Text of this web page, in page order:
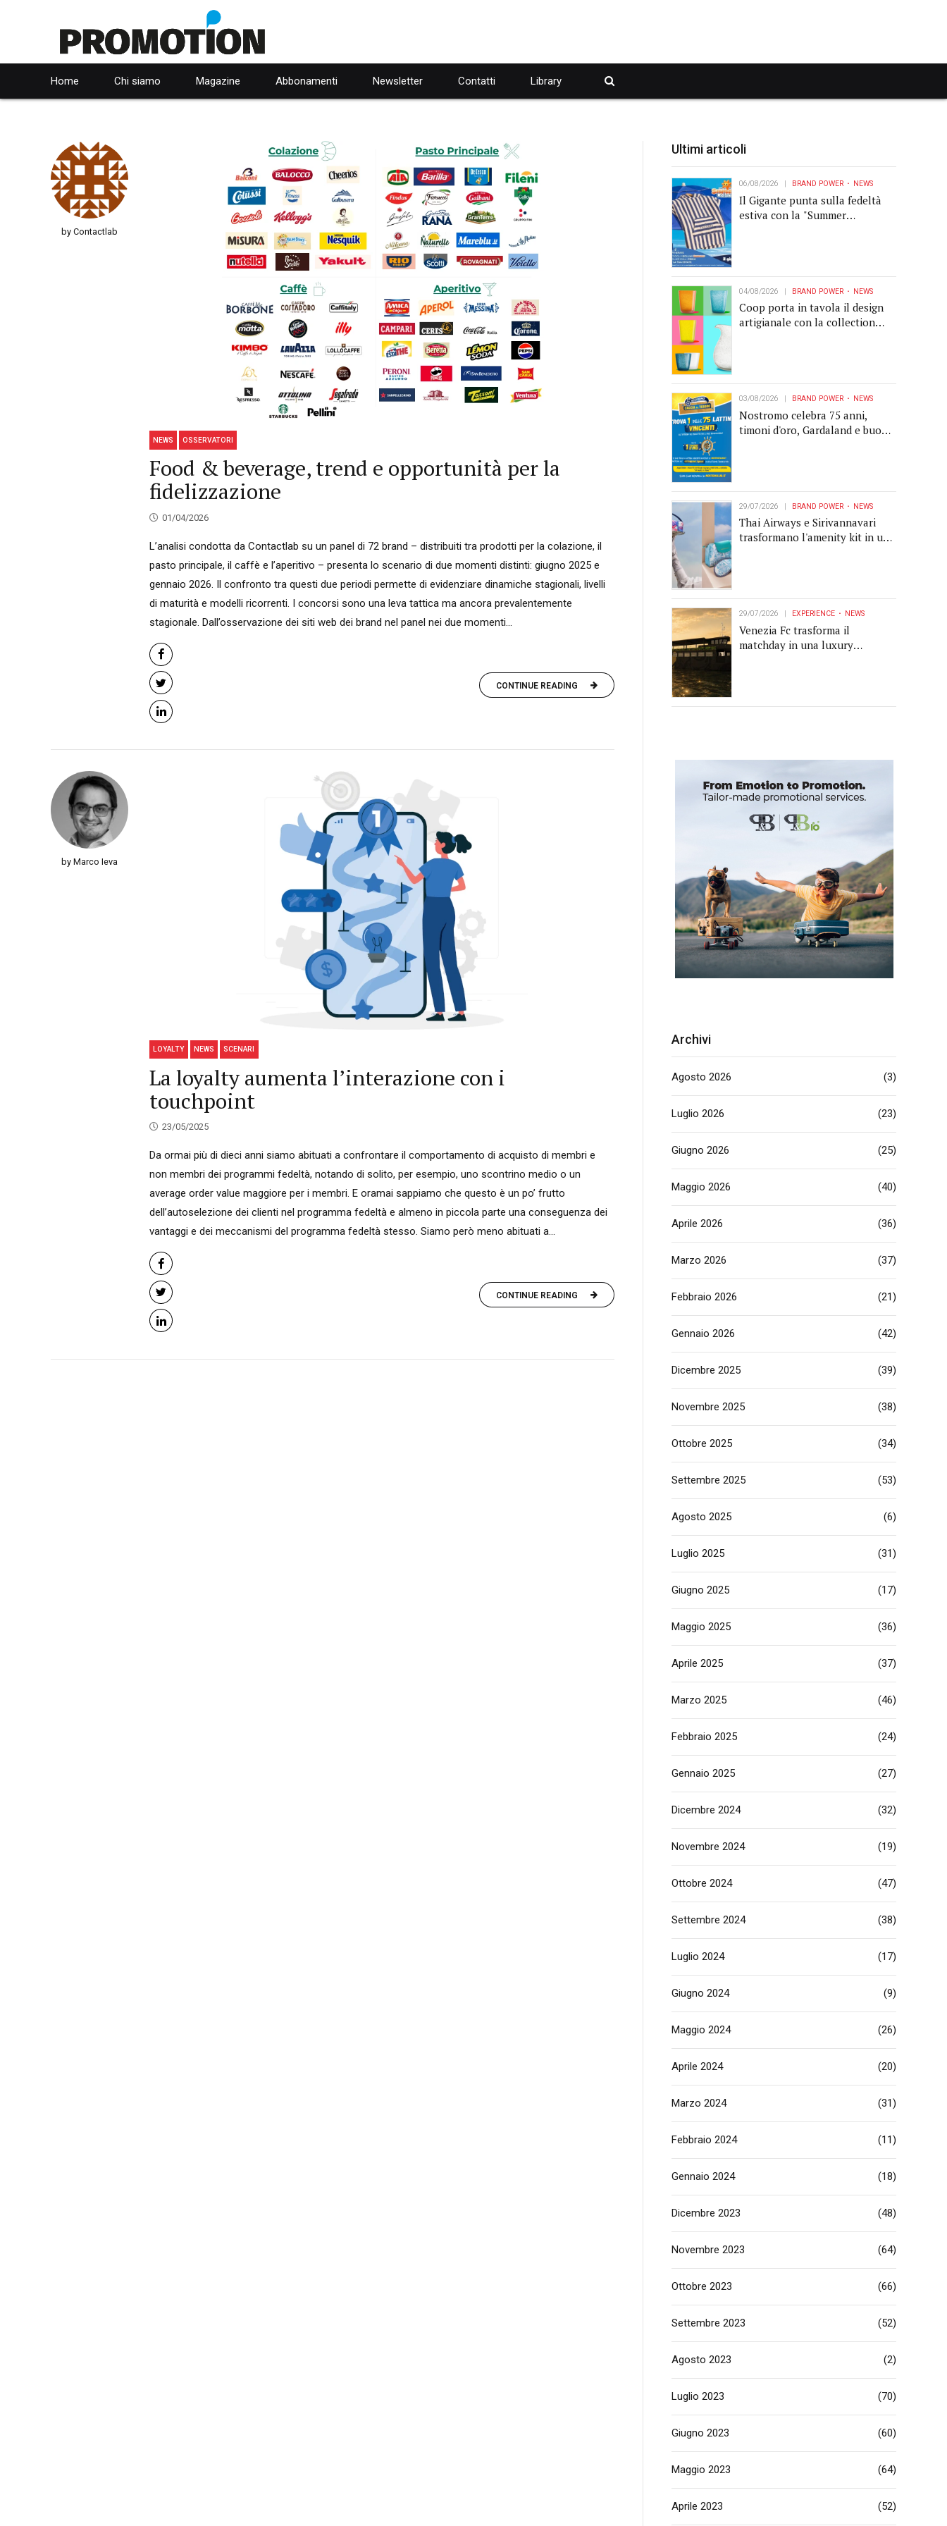
Home Chi siamo Magazine Abbonamenti Newsletter Contatti Library
by Contactlab
NEWS OSSERVATORI
Food & beverage, trend e opportunità per la
fidelizzazione
01/04/2026
L’analisi condotta da Contactlab su un panel di 72 brand – distribuiti tra prodotti per la colazione, il
pasto principale, il caffè e l’aperitivo – presenta lo scenario di due momenti distinti: giugno 2025 e
gennaio 2026. Il confronto tra questi due periodi permette di evidenziare dinamiche stagionali, livelli
di maturità e modelli ricorrenti. I concorsi sono una leva tattica ma ancora prevalentemente
stagionale. Dall’osservazione dei siti web dei brand nel panel nei due momenti...
CONTINUE READING
by Marco Ieva
LOYALTY NEWS SCENARI
La loyalty aumenta l’interazione con i
touchpoint
23/05/2025
Da ormai più di dieci anni siamo abituati a confrontare il comportamento di acquisto di membri e
non membri dei programmi fedeltà, notando di solito, per esempio, uno scontrino medio o un
average order value maggiore per i membri. E oramai sappiamo che questo è un po’ frutto
dell’autoselezione dei clienti nel programma fedeltà e almeno in piccola parte una conseguenza dei
vantaggi e dei meccanismi del programma fedeltà stesso. Siamo però meno abituati a...
CONTINUE READING
Ultimi articoli
06/08/2026 BRAND POWER NEWS
Il Gigante punta sulla fedeltà
estiva con la "Summer
04/08/2026 BRAND POWER NEWS
Coop porta in tavola il design
artigianale con la collection
03/08/2026 BRAND POWER NEWS
Nostromo celebra 75 anni,
timoni d'oro, Gardaland e buoni
29/07/2026 BRAND POWER NEWS
Thai Airways e Sirivannavari
trasformano l'amenity kit in un
29/07/2026 EXPERIENCE NEWS
Venezia Fc trasforma il
matchday in una luxury
Archivi
Agosto 2026 (3)
Luglio 2026 (23)
Giugno 2026 (25)
Maggio 2026 (40)
Aprile 2026 (36)
Marzo 2026 (37)
Febbraio 2026 (21)
Gennaio 2026 (42)
Dicembre 2025 (39)
Novembre 2025 (38)
Ottobre 2025 (34)
Settembre 2025 (53)
Agosto 2025 (6)
Luglio 2025 (31)
Giugno 2025 (17)
Maggio 2025 (36)
Aprile 2025 (37)
Marzo 2025 (46)
Febbraio 2025 (24)
Gennaio 2025 (27)
Dicembre 2024 (32)
Novembre 2024 (19)
Ottobre 2024 (47)
Settembre 2024 (38)
Luglio 2024 (17)
Giugno 2024 (9)
Maggio 2024 (26)
Aprile 2024 (20)
Marzo 2024 (31)
Febbraio 2024 (11)
Gennaio 2024 (18)
Dicembre 2023 (48)
Novembre 2023 (64)
Ottobre 2023 (66)
Settembre 2023 (52)
Agosto 2023 (2)
Luglio 2023 (70)
Giugno 2023 (60)
Maggio 2023 (64)
Aprile 2023 (52)